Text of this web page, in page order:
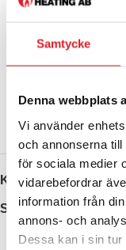
Samtycke
Denna webbplats
Vi använder
och annonserna
för sociala medier
vidarebefordrar
information från
annons- och
Dessa kan i sin tur
Kategorier: KSM,
Share: